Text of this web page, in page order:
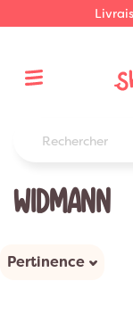
WIDMANN
Pertinence